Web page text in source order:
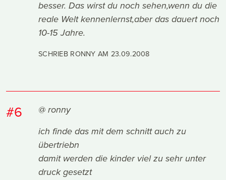
besser. Das wirst du noch sehen,wenn du die
reale Welt kennenlernst,aber das dauert noch
10-15 Jahre.
SCHRIEB RONNY AM 23.09.2008
#6
@ ronny
ich finde das mit dem schnitt auch zu
übertriebn
damit werden die kinder viel zu sehr unter
druck gesetzt